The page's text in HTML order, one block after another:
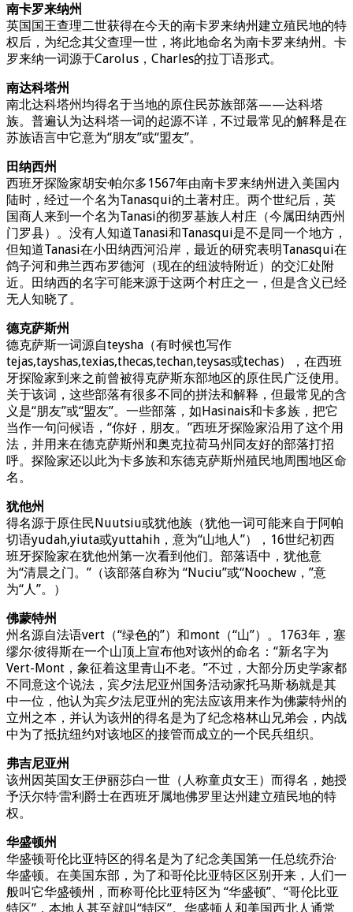
南卡罗来纳州
英国国王查理二世获得在今天的南卡罗来纳州建立殖民地的特
权后，为纪念其父查理一世，将此地命名为南卡罗来纳州。卡
罗来纳一词源于Carolus，Charles的拉丁语形式。
南达科塔州
南北达科塔州均得名于当地的原住民苏族部落——达科塔
族。普遍认为达科塔一词的起源不详，不过最常见的解释是在
苏族语言中它意为“朋友”或“盟友”。
田纳西州
西班牙探险家胡安·帕尔多1567年由南卡罗来纳州进入美国内
陆时，经过一个名为Tanasqui的土著村庄。两个世纪后，英
国商人来到一个名为Tanasi的彻罗基族人村庄（今属田纳西州
门罗县）。没有人知道Tanasi和Tanasqui是不是同一个地方，
但知道Tanasi在小田纳西河沿岸，最近的研究表明Tanasqui在
鸽子河和弗兰西布罗德河（现在的纽波特附近）的交汇处附
近。田纳西的名字可能来源于这两个村庄之一，但是含义已经
无人知晓了。
德克萨斯州
德克萨斯一词源自teysha（有时候也写作
tejas,tayshas,texias,thecas,techan,teysas或techas），在西班
牙探险家到来之前曾被得克萨斯东部地区的原住民广泛使用。
关于该词，这些部落有很多不同的拼法和解释，但最常见的含
义是“朋友”或“盟友”。一些部落，如Hasinais和卡多族，把它
当作一句问候语，“你好，朋友。”西班牙探险家沿用了这个用
法，并用来在德克萨斯州和奥克拉荷马州同友好的部落打招
呼。探险家还以此为卡多族和东德克萨斯州殖民地周围地区命
名。
犹他州
得名源于原住民Nuutsiu或犹他族（犹他一词可能来自于阿帕
切语yudah,yiuta或yuttahih，意为“山地人”），16世纪初西
班牙探险家在犹他州第一次看到他们。部落语中，犹他意
为“清晨之门。”（该部落自称为 “Nuciu”或“Noochew，”意
为“人”。）
佛蒙特州
州名源自法语vert（“绿色的”）和mont（“山”）。1763年，塞
缪尔·彼得斯在一个山顶上宣布他对该州的命名：“新名字为
Vert-Mont，象征着这里青山不老。”不过，大部分历史学家都
不同意这个说法，宾夕法尼亚州国务活动家托马斯·杨就是其
中一位，他认为宾夕法尼亚州的宪法应该用来作为佛蒙特州的
立州之本，并认为该州的得名是为了纪念格林山兄弟会，内战
中为了抵抗纽约对该地区的接管而成立的一个民兵组织。
弗吉尼亚州
该州因英国女王伊丽莎白一世（人称童贞女王）而得名，她授
予沃尔特·雷利爵士在西班牙属地佛罗里达州建立殖民地的特
权。
华盛顿州
华盛顿哥伦比亚特区的得名是为了纪念美国第一任总统乔治·
华盛顿。在美国东部，为了和哥伦比亚特区区别开来，人们一
般叫它华盛顿州，而称哥伦比亚特区为 “华盛顿”、“哥伦比亚
特区”，本地人甚至就叫“特区”。华盛顿人和美国西北人通常